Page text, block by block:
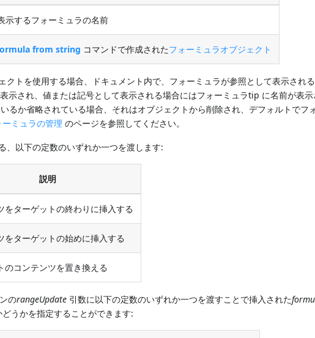
示するフォーミュラの名前
from string コマンドで作成されたフォーミュラオブジェクト
クトを使用する場合、ドキュメント内で、フォーミュラが参照として表示され
示され、値または記号として表示される場合にはフォーミュラtip に名前が表
るか省略されている場合、それはオブジェクトから削除され、デフォルトでフ
ーミュラの管理 のページを参照してください。
、以下の定数のいずれか一つを渡します:
説明
をターゲットの終わりに挿入する
をターゲットの始めに挿入する
のコンテンツを置き換える
のrangeUpdate 引数に以下の定数のいずれか一つを渡すことで挿入された
うかを指定することができます: